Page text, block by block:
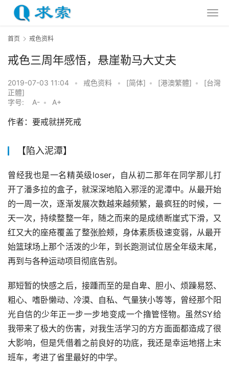
首页 戒色资料
戒色三周年感悟，悬崖勒马大丈夫
2019-07-03 11:04 • 戒色资料 • [简体] • [港澳繁體] •
[台灣
正體]
字号:
A- • A+
作者：要戒就拼死戒
【陷入泥潭】
曾经我也是一名精英级loser，自从初二那年在同学那儿打
开了潘多拉的盒子，就深深地陷入邪淫的泥潭中。从最开始
的一周一次，逐渐发展次数越来越频繁，最疯狂的时候，一
天一次，持续整整一年，随之而来的是成绩断崖式下滑，又
红又大的座疮覆盖了整张脸颊，身体素质极速变弱，从最开
始篮球场上那个活泼的少年，到长跑测试位居全年级末尾，
再到与各种运动项目彻底告别。
那短暂的快感之后，接踵而至的是自卑、胆小、烦躁易怒、
粗心、嗜卧懒动、冷漠、自私、气量狭小等等，曾经那个阳
光自信的少年正一步一步地变成一个撸管怪物。虽然SY给
我带来了极大的伤害，对我生活学习的方方面面都造成了很
大影响，但是凭借着之前良好的功底，我还是幸运地搭上末
班车，考进了省里最好的中学。